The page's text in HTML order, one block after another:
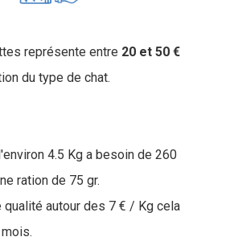
représente entre 20 et 50 €
du type de chat.
4.5 Kg a besoin de 260
ration de 75 gr.
qualité autour des 7 € / Kg cela